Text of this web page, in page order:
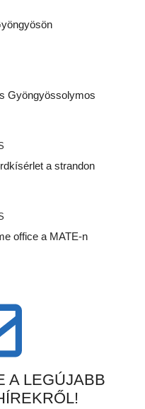
Gyöngyössolymos
a strandon
office a MATE-n
A LEGÚJABB